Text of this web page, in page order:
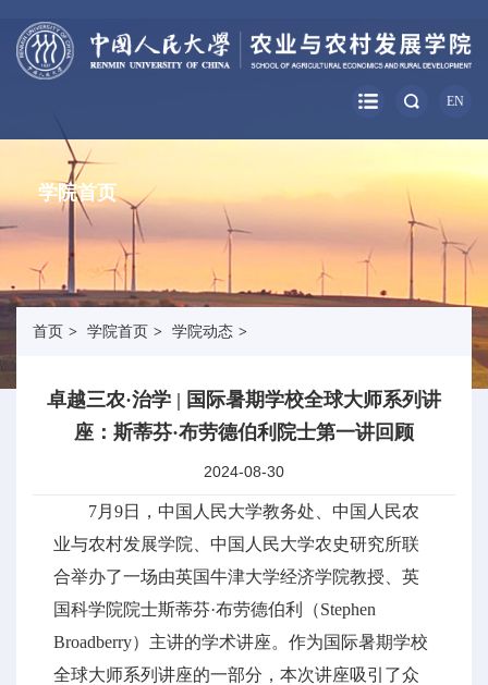
EN
学院首页
首页 > 学院首页 > 学院动态 >
卓越三农·治学 | 国际暑期学校全球大师系列讲
座：斯蒂芬·布劳德伯利院士第一讲回顾
2024-08-30
7月9日，中国人民大学教务处、中国人民农
业与农村发展学院、中国人民大学农史研究所联
合举办了一场由英国牛津大学经济学院教授、英
国科学院院士斯蒂芬·布劳德伯利（Stephen
Broadberry）主讲的学术讲座。作为国际暑期学校
全球大师系列讲座的一部分，本次讲座吸引了众